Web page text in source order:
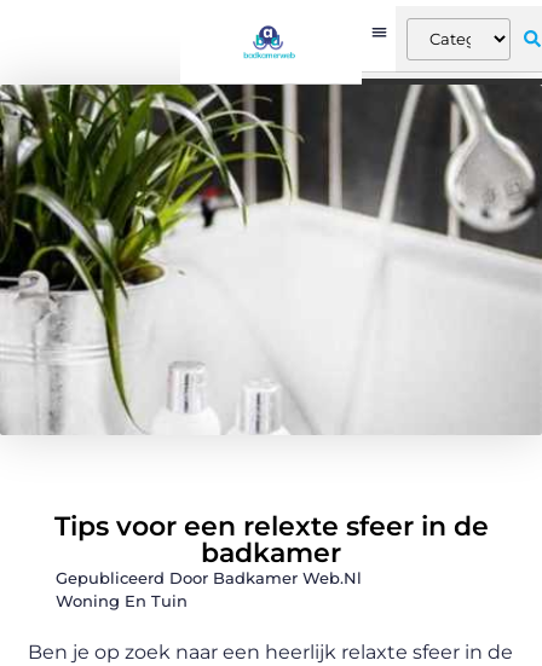
Tips voor een relexte sfeer in de
badkamer
Gepubliceerd Door Badkamer Web.nl
Woning En Tuin
Ben je op zoek naar een heerlijk relaxte sfeer in de